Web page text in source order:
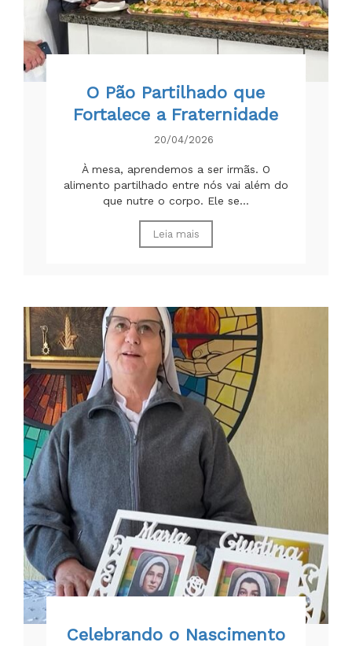
O Pão Partilhado que
Fortalece a Fraternidade
20/04/2026
À mesa, aprendemos a ser irmãs. O
alimento partilhado entre nós vai além do
que nutre o corpo. Ele se...
Leia mais
Celebrando o Nascimento